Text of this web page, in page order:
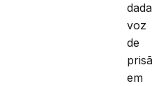
dada
voz
de
em